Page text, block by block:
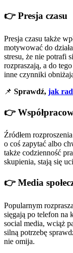
👉 Presja czasu
Presja czasu także
motywować do
stresu, że nie potrafi
rozpraszają, a do
inne czynniki
📌 Sprawdź, jak
👉
Źródłem
o coś zapytać albo
także codzienność
skupienia, stają się
👉 Media
Popularnym
sięgają po telefon na
social media, wciąż
silną potrzebę
nie omija.